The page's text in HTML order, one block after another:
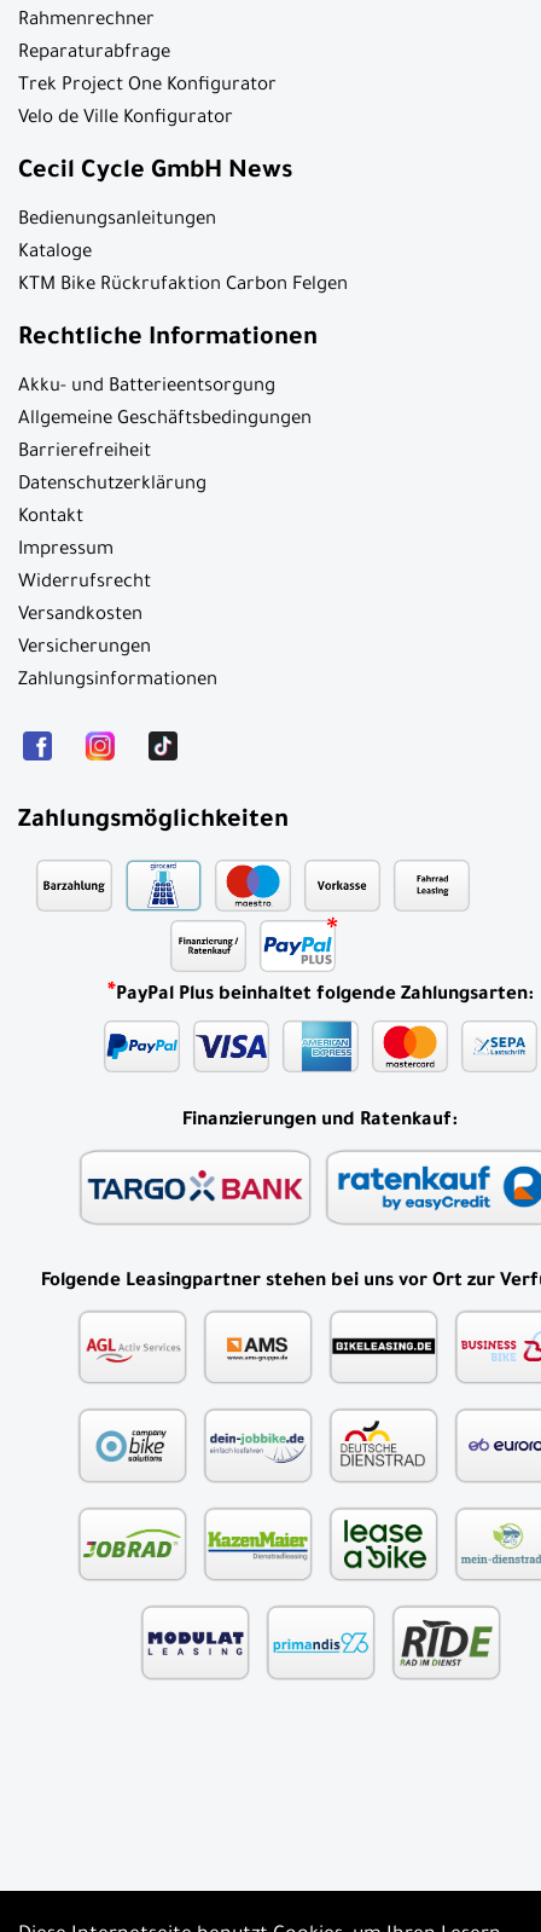
Rahmenrechner
Reparaturabfrage
Trek Project One Konfigurator
Velo de Ville Konfigurator
Cecil Cycle GmbH News
Bedienungsanleitungen
Kataloge
KTM Bike Rückrufaktion Carbon Felgen
Rechtliche Informationen
Akku- und Batterieentsorgung
Allgemeine Geschäftsbedingungen
Barrierefreiheit
Datenschutzerklärung
Kontakt
Impressum
Widerrufsrecht
Versandkosten
Versicherungen
Zahlungsinformationen
Zahlungsmöglichkeiten
*PayPal Plus beinhaltet folgende Zahlungsarten:
Finanzierungen und Ratenkauf:
Folgende Leasingpartner stehen bei uns vor Ort zur